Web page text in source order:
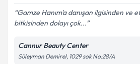
Kişisel verilerimin
Metni'ni okudum ve kişisel
Gamze Hanım'a danışan ilgisinden ve
bitkisinden dolayı çok...
Cannur Beauty Center
Süleyman Demirel, 1029 sok No:28/A